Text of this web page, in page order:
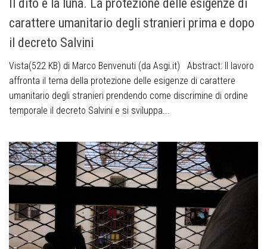
Il dito e la luna. La protezione delle esigenze di
carattere umanitario degli stranieri prima e dopo
il decreto Salvini
Vista(522 KB) di Marco Benvenuti (da Asgi.it) Abstract: Il lavoro
affronta il tema della protezione delle esigenze di carattere
umanitario degli stranieri prendendo come discrimine di ordine
temporale il decreto Salvini e si sviluppa...